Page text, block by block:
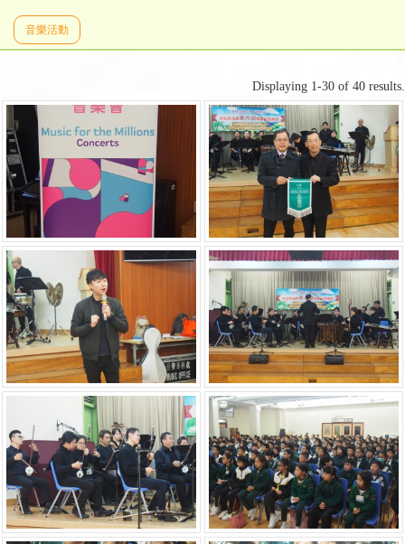
音樂活動
Displaying 1-30 of 40 results.